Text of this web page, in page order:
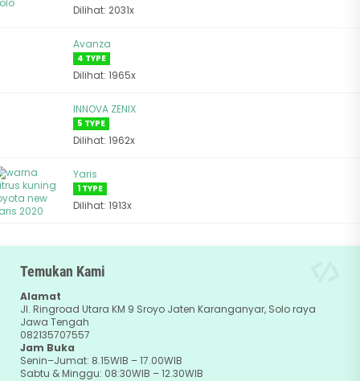
Dilihat: 2031x
Avanza
4 TYPE
Dilihat: 1965x
INNOVA ZENIX
5 TYPE
Dilihat: 1962x
Yaris
1 TYPE
Dilihat: 1913x
Temukan Kami
Alamat
Jl. Ringroad Utara KM 9 Sroyo Jaten Karanganyar, Solo raya
Jawa Tengah
082135707557
Jam Buka
Senin–Jumat: 8.15WIB – 17.00WIB
Sabtu & Minggu: 08:30WIB – 12.30WIB